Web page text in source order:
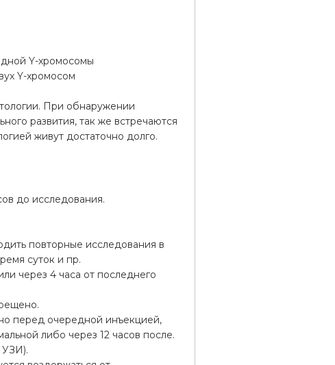
Y-хромосомы
Y-хромосом
При обнаружении
развития, так же встречаются
живут достаточно долго.
до исследования.
повторные исследования в
суток и пр.
через 4 часа от последнего
перед очередной инъекцией,
либо через 12 часов после.
УЗИ).